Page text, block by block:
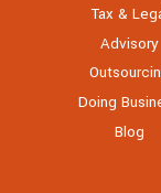
Tax &
Advisory
Doing
Blog